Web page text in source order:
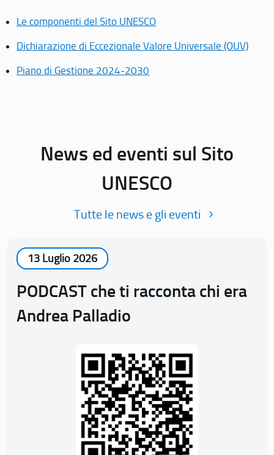
Le componenti del Sito UNESCO
Dichiarazione di Eccezionale Valore Universale (OUV)
Piano di Gestione 2024-2030
News ed eventi sul Sito
UNESCO
Tutte le news e gli eventi
13 Luglio 2026
PODCAST che ti racconta chi era
Andrea Palladio